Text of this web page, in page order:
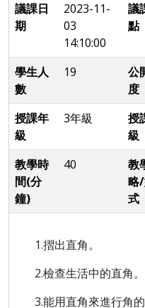
議課日
期
2023-11-
03
14:10:00
議
點
學生人
數
19
公
度
授課年
級
3年級
授
級
教學時
間(分
鐘)
40
教
略
式
1.摺出直角。
2.檢查生活中的直角。
3.能用直角來進行角